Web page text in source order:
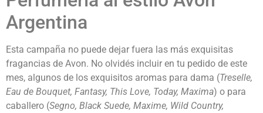
Argentina
Esta campaña no puede dejar fuera las más exquisitas
fragancias de Avon. No olvidés incluir en tu pedido de este
mes, algunos de los exquisitos aromas para dama (Treselle,
Eau de Bouquet, Fantasy, This Love, Today, Maxima) o para
caballero (Segno, Black Suede, Maxime, Wild Country,